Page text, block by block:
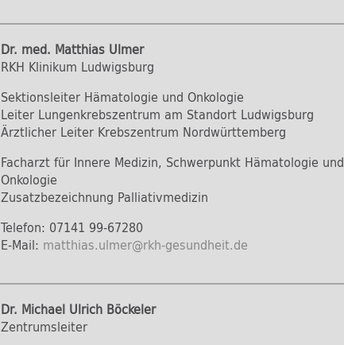
Dr. med. Matthias Ulmer
RKH Klinikum Ludwigsburg
Sektionsleiter Hämatologie und Onkologie
Leiter Lungenkrebszentrum am Standort Ludwigsburg
Ärztlicher Leiter Krebszentrum Nordwürttemberg
Facharzt für Innere Medizin, Schwerpunkt Hämatologie und
Onkologie
Zusatzbezeichnung Palliativmedizin
Telefon: 07141 99-67280
E-Mail: matthias.ulmer@rkh-gesundheit.de
Dr. Michael Ulrich Böckeler
Zentrumsleiter